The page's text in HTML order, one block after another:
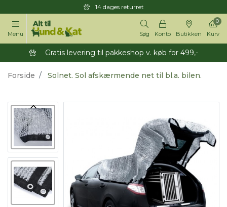
14 dages returret
Menu Søg Konto Butikken Kurv
0
Gratis levering til pakkeshop v. køb for 499,-
Forside Solnet. Sol afskærmende net til bl.a. bilen.